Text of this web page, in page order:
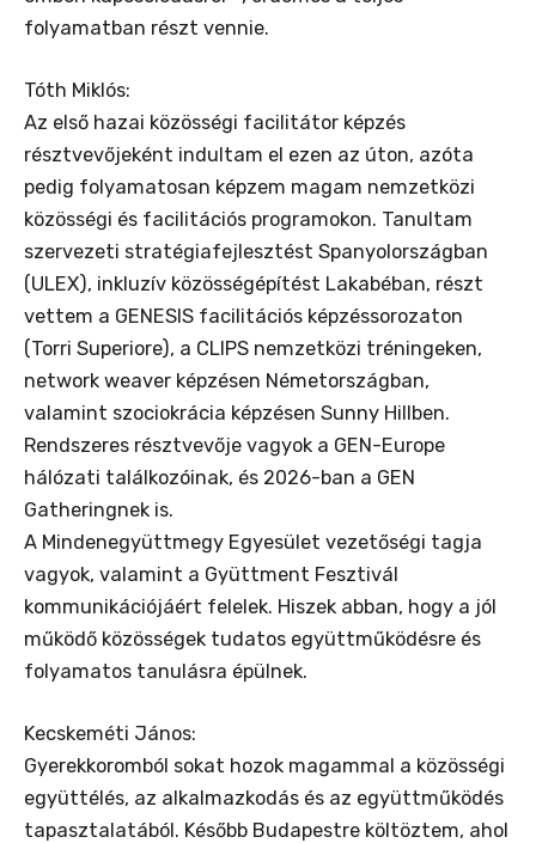
folyamatban részt vennie.
Tóth Miklós:
Az első hazai közösségi facilitátor képzés
résztvevőjeként indultam el ezen az úton, azóta
pedig folyamatosan képzem magam nemzetközi
közösségi és facilitációs programokon. Tanultam
szervezeti stratégiafejlesztést Spanyolországban
(ULEX), inkluzív közösségépítést Lakabéban, részt
vettem a GENESIS facilitációs képzéssorozaton
(Torri Superiore), a CLIPS nemzetközi tréningeken,
network weaver képzésen Németországban,
valamint szociokrácia képzésen Sunny Hillben.
Rendszeres résztvevője vagyok a GEN-Europe
hálózati találkozóinak, és 2026-ban a GEN
Gatheringnek is.
A Mindenegyüttmegy Egyesület vezetőségi tagja
vagyok, valamint a Gyüttment Fesztivál
kommunikációjáért felelek. Hiszek abban, hogy a jól
működő közösségek tudatos együttműködésre és
folyamatos tanulásra épülnek.
Kecskeméti János:
Gyerekkoromból sokat hozok magammal a közösségi
együttélés, az alkalmazkodás és az együttműködés
tapasztalatából. Később Budapestre költöztem, ahol